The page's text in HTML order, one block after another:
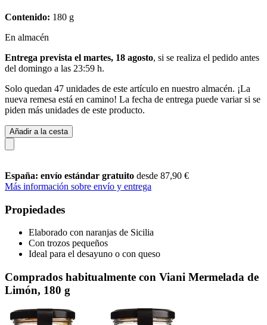
Contenido: 180 g
En almacén
Entrega prevista el martes, 18 agosto, si se realiza el pedido antes
del domingo a las 23:59 h.
Solo quedan 47 unidades de este artículo en nuestro almacén. ¡La
nueva remesa está en camino! La fecha de entrega puede variar si se
piden más unidades de este producto.
Añadir a la cesta
España: envío estándar gratuito desde 87,90 €
Más información sobre envío y entrega
Propiedades
Elaborado con naranjas de Sicilia
Con trozos pequeños
Ideal para el desayuno o con queso
Comprados habitualmente con Viani Mermelada de
Limón, 180 g